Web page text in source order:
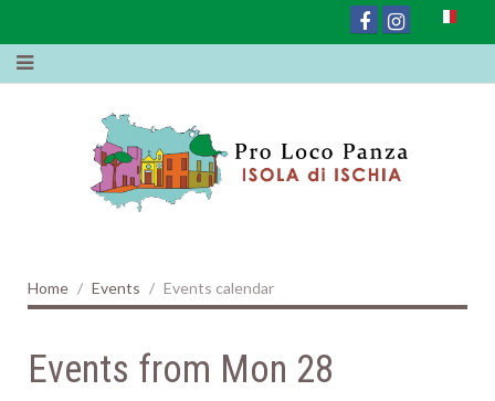
Home Events Events calendar
Events from Mon 28